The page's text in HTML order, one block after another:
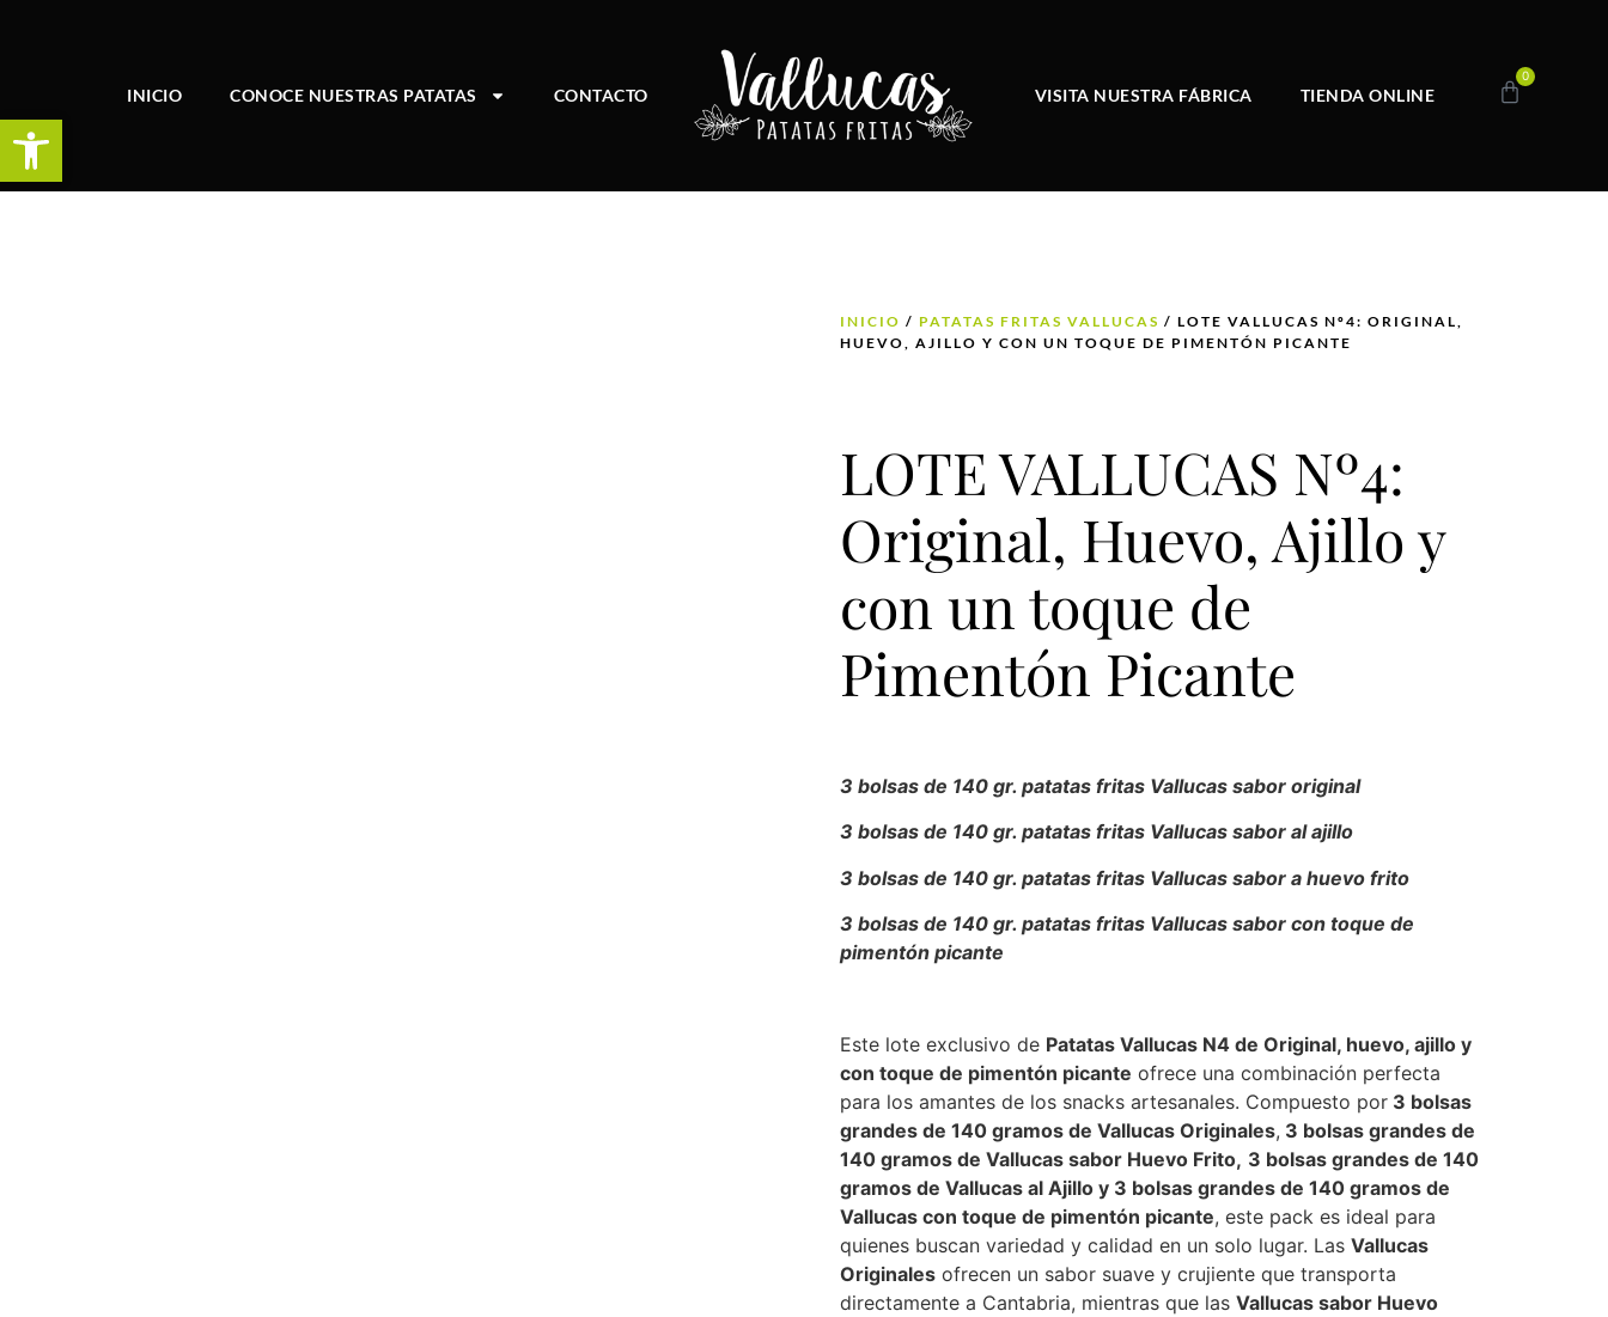
Abrir barra de herramientas
INICIO CONOCE NUESTRAS PATATAS CONTACTO VISITA NUESTRA FÁBRICA TIENDA ONLINE
0
INICIO / PATATAS FRITAS VALLUCAS / LOTE VALLUCAS Nº4: ORIGINAL,
HUEVO, AJILLO Y CON UN TOQUE DE PIMENTÓN PICANTE
LOTE VALLUCAS Nº4:
Original, Huevo, Ajillo y
con un toque de
Pimentón Picante
3 bolsas de 140 gr. patatas fritas Vallucas sabor original
3 bolsas de 140 gr. patatas fritas Vallucas sabor al ajillo
3 bolsas de 140 gr. patatas fritas Vallucas sabor a huevo frito
3 bolsas de 140 gr. patatas fritas Vallucas sabor con toque de
pimentón picante
Este lote exclusivo de Patatas Vallucas N4 de Original, huevo, ajillo y
con toque de pimentón picante ofrece una combinación perfecta
para los amantes de los snacks artesanales. Compuesto por 3 bolsas
grandes de 140 gramos de Vallucas Originales, 3 bolsas grandes de
140 gramos de Vallucas sabor Huevo Frito, 3 bolsas grandes de 140
gramos de Vallucas al Ajillo y 3 bolsas grandes de 140 gramos de
Vallucas con toque de pimentón picante, este pack es ideal para
quienes buscan variedad y calidad en un solo lugar. Las Vallucas
Originales ofrecen un sabor suave y crujiente que transporta
directamente a Cantabria, mientras que las Vallucas sabor Huevo